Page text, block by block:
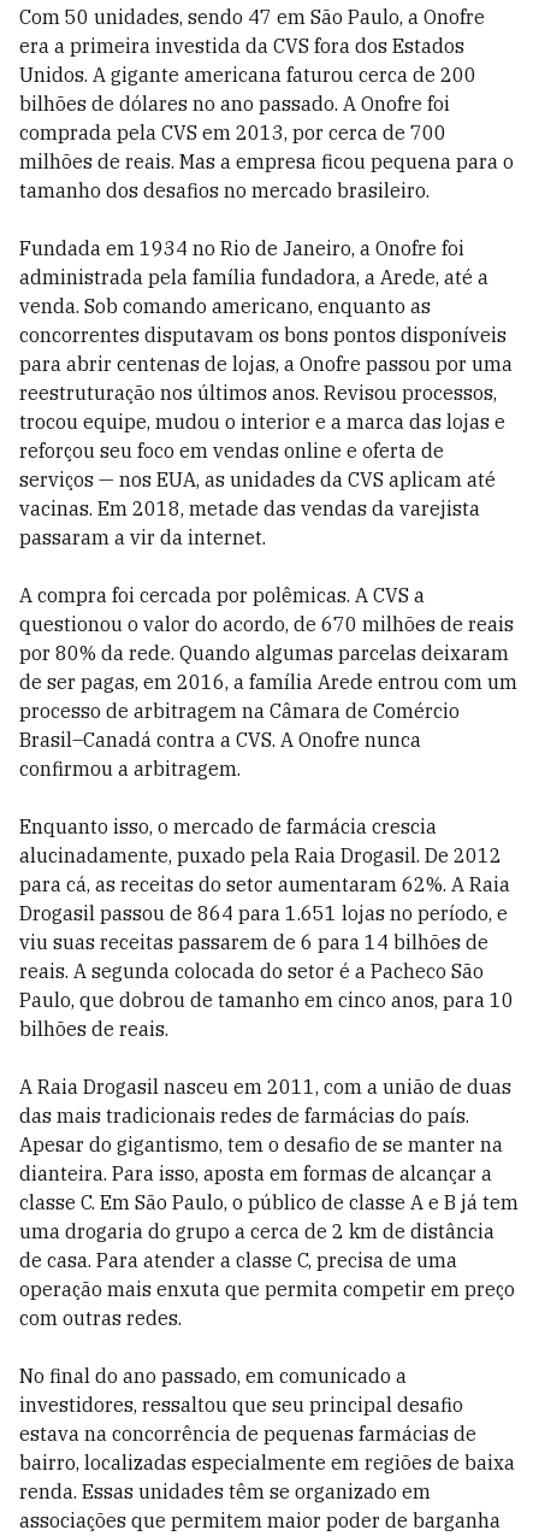
Com 50 unidades, sendo 47 em São Paulo, a Onofre
era a primeira investida da CVS fora dos Estados
Unidos. A gigante americana faturou cerca de 200
bilhões de dólares no ano passado. A Onofre foi
comprada pela CVS em 2013, por cerca de 700
milhões de reais. Mas a empresa ficou pequena para o
tamanho dos desafios no mercado brasileiro.
Fundada em 1934 no Rio de Janeiro, a Onofre foi
administrada pela família fundadora, a Arede, até a
venda. Sob comando americano, enquanto as
concorrentes disputavam os bons pontos disponíveis
para abrir centenas de lojas, a Onofre passou por uma
reestruturação nos últimos anos. Revisou processos,
trocou equipe, mudou o interior e a marca das lojas e
reforçou seu foco em vendas online e oferta de
serviços — nos EUA, as unidades da CVS aplicam até
vacinas. Em 2018, metade das vendas da varejista
passaram a vir da internet.
A compra foi cercada por polêmicas. A CVS a
questionou o valor do acordo, de 670 milhões de reais
por 80% da rede. Quando algumas parcelas deixaram
de ser pagas, em 2016, a família Arede entrou com um
processo de arbitragem na Câmara de Comércio
Brasil–Canadá contra a CVS. A Onofre nunca
confirmou a arbitragem.
Enquanto isso, o mercado de farmácia crescia
alucinadamente, puxado pela Raia Drogasil. De 2012
para cá, as receitas do setor aumentaram 62%. A Raia
Drogasil passou de 864 para 1.651 lojas no período, e
viu suas receitas passarem de 6 para 14 bilhões de
reais. A segunda colocada do setor é a Pacheco São
Paulo, que dobrou de tamanho em cinco anos, para 10
bilhões de reais.
A Raia Drogasil nasceu em 2011, com a união de duas
das mais tradicionais redes de farmácias do país.
Apesar do gigantismo, tem o desafio de se manter na
dianteira. Para isso, aposta em formas de alcançar a
classe C. Em São Paulo, o público de classe A e B já tem
uma drogaria do grupo a cerca de 2 km de distância
de casa. Para atender a classe C, precisa de uma
operação mais enxuta que permita competir em preço
com outras redes.
No final do ano passado, em comunicado a
investidores, ressaltou que seu principal desafio
estava na concorrência de pequenas farmácias de
bairro, localizadas especialmente em regiões de baixa
renda. Essas unidades têm se organizado em
associações que permitem maior poder de barganha